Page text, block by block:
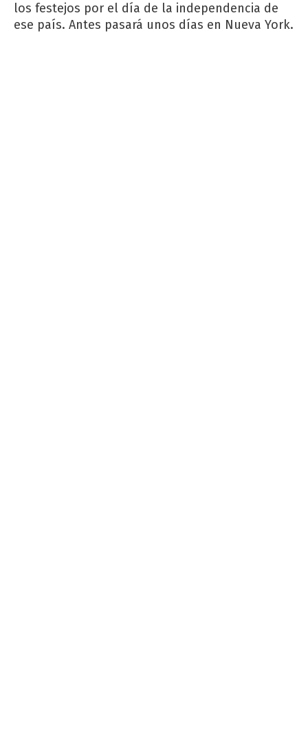
los festejos por el día de la independencia de
ese país. Antes pasará unos días en Nueva York.